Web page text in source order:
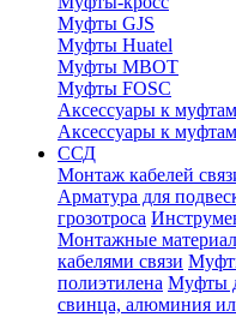
Муфты GJS
Муфты Huatel
Муфты МВОТ
Муфты FOSC
Аксессуары к муфтам
Аксессуары к
ССД
Монтаж кабелей
Арматура для
грозотроса
Монтажные
кабелями связи
полиэтилена Муфты
свинца, алюминия